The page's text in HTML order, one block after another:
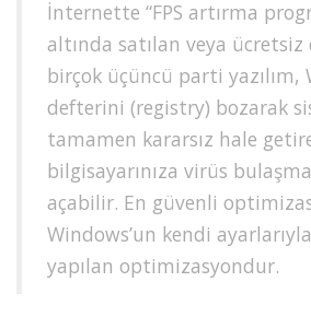
İnternette “FPS artırma
altında satılan veya ücretsiz
birçok üçüncü parti yazılım,
defterini (registry) bozarak
tamamen kararsız hale
bilgisayarınıza virüs
açabilir. En güvenli
Windows’un kendi
yapılan optimizasyondur.